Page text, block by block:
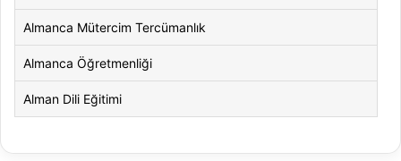
Almanca Mütercim Tercümanlık
Almanca Öğretmenliği
Alman Dili Eğitimi